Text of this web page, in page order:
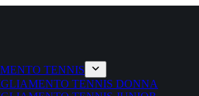
TENNIS
TENNIS DONNA